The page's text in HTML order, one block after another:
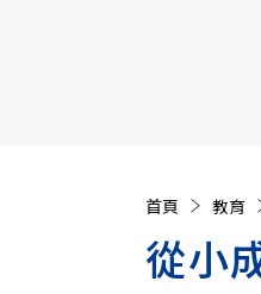
首頁 教育
從小